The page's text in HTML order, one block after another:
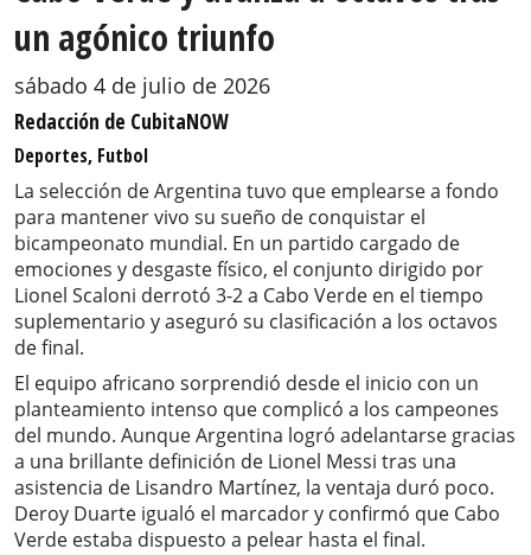
un agónico triunfo
sábado 4 de julio de 2026
Redacción de CubitaNOW
Deportes, Futbol
La selección de Argentina tuvo que emplearse a fondo
para mantener vivo su sueño de conquistar el
bicampeonato mundial. En un partido cargado de
emociones y desgaste físico, el conjunto dirigido por
Lionel Scaloni derrotó 3-2 a Cabo Verde en el tiempo
suplementario y aseguró su clasificación a los octavos
de final.
El equipo africano sorprendió desde el inicio con un
planteamiento intenso que complicó a los campeones
del mundo. Aunque Argentina logró adelantarse gracias
a una brillante definición de Lionel Messi tras una
asistencia de Lisandro Martínez, la ventaja duró poco.
Deroy Duarte igualó el marcador y confirmó que Cabo
Verde estaba dispuesto a pelear hasta el final.